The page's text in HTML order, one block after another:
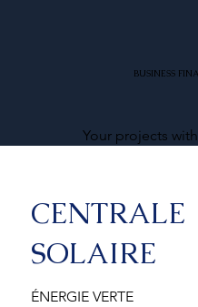
BUSINESS
Your projects
CENTRALE
SOLAIRE
ÉNERGIE VERTE